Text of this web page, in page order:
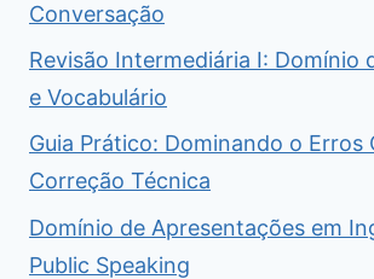
Conversação
Revisão Intermediária I: Domínio
e Vocabulário
Guia Prático: Dominando o Erros
Correção Técnica
Domínio de Apresentações em
Public Speaking